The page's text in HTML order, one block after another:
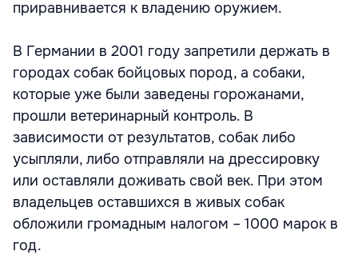
приравнивается к владению оружием.
В Германии в 2001 году запретили держать в
городах собак бойцовых пород, а собаки,
которые уже были заведены горожанами,
прошли ветеринарный контроль. В
зависимости от результатов, собак либо
усыпляли, либо отправляли на дрессировку
или оставляли доживать свой век. При этом
владельцев оставшихся в живых собак
обложили громадным налогом – 1000 марок в
год.